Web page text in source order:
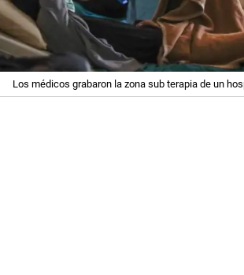
Los médicos grabaron la zona sub terapia de un